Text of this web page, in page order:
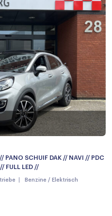
verstelbaar
dimmend
SCHUIF DAK // NAVI // PDC
FULL LED //
Benzine / Elektrisch